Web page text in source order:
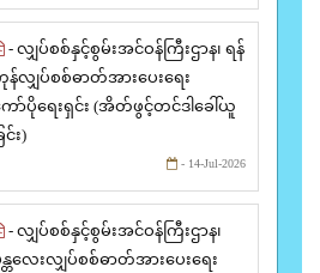
- လျှပ်စစ်နှင့်စွမ်းအင်ဝန်ကြီးဌာန၊ ရန်
လျှပ်စစ်ဓာတ်အားပေးရေး
ာ်ပိုရေးရှင်း (အိတ်ဖွင့်တင်ဒါခေါ်ယူ
င်း)
- 14-Jul-2026
- လျှပ်စစ်နှင့်စွမ်းအင်ဝန်ကြီးဌာန၊
တလေးလျှပ်စစ်ဓာတ်အားပေးရေး